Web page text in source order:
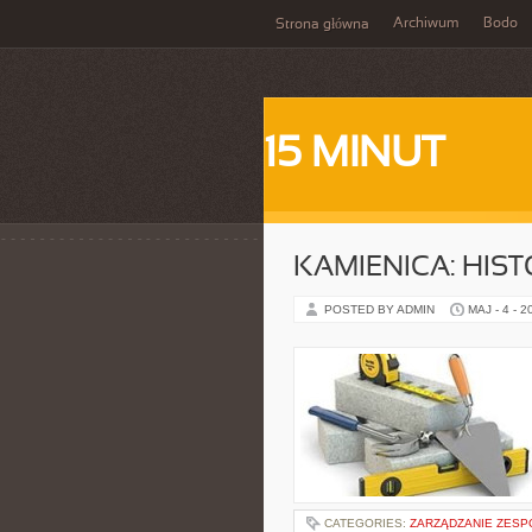
Strona główna Archiwum Bodo
15 MINUT
KAMIENICA:
POSTED BY ADMIN MAJ - 4 -
CATEGORIES: ZARZĄDZANIE